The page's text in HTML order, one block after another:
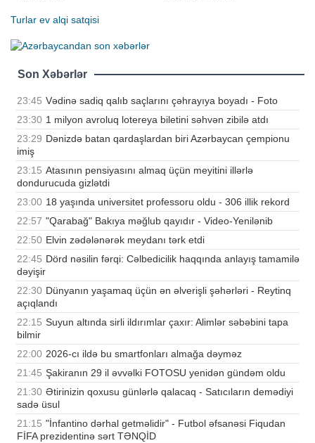
Turlar ev alqi satqisi
Son Xəbərlər
23:45 Vədinə sadiq qalıb saçlarını çəhrayıya boyadı - Foto
23:30 1 milyon avroluq lotereya biletini səhvən zibilə atdı
23:29 Dənizdə batan qardaşlardan biri Azərbaycan çempionu
imiş
23:15 Atasının pensiyasını almaq üçün meyitini illərlə
dondurucuda gizlətdi
23:00 18 yaşında universitet professoru oldu - 306 illik rekord
22:57 "Qarabağ" Bakıya məğlub qayıdır - Video-Yenilənib
22:50 Elvin zədələnərək meydanı tərk etdi
22:45 Dörd nəsilin fərqi: Cəlbedicilik haqqında anlayış tamamilə
dəyişir
22:30 Dünyanın yaşamaq üçün ən əlverişli şəhərləri - Reytinq
açıqlandı
22:15 Suyun altında sirli ildırımlar çaxır: Alimlər səbəbini tapa
bilmir
22:00 2026-cı ildə bu smartfonları almağa dəyməz
21:45 Şakiranın 29 il əvvəlki FOTOSU yenidən gündəm oldu
21:30 Ətirinizin qoxusu günlərlə qalacaq - Satıcıların demədiyi
sadə üsul
21:15 "İnfantino dərhal getməlidir" - Futbol əfsanəsi Fiqudan
FİFA prezidentinə sərt TƏNQİD